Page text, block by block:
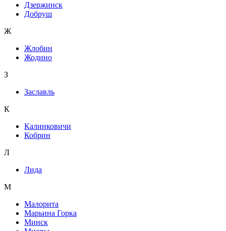
Дзержинск
Добруш
Ж
Жлобин
Жодино
З
Заславль
К
Калинковичи
Кобрин
Л
Лида
М
Малорита
Марьина Горка
Минск